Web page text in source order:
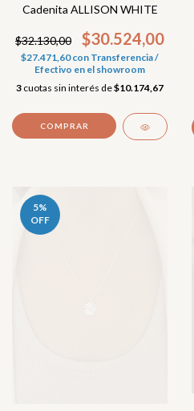
Cadenita ALLISON WHITE
$32.130,00 $30.524,00
$27.471,60con Transferencia /
Efectivo en el showroom
3 cuotas sin interés de$10.174,67
5%
OFF